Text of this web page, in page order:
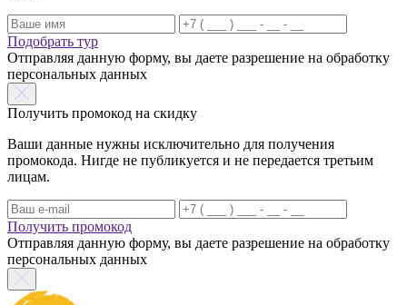
Подобрать тур
Отправляя данную форму, вы даете разрешение на обработку
персональных данных
Получить промокод на скидку
Ваши данные нужны исключительно для получения
промокода. Нигде не публикуется и не передается третьим
лицам.
Получить промокод
Отправляя данную форму, вы даете разрешение на обработку
персональных данных